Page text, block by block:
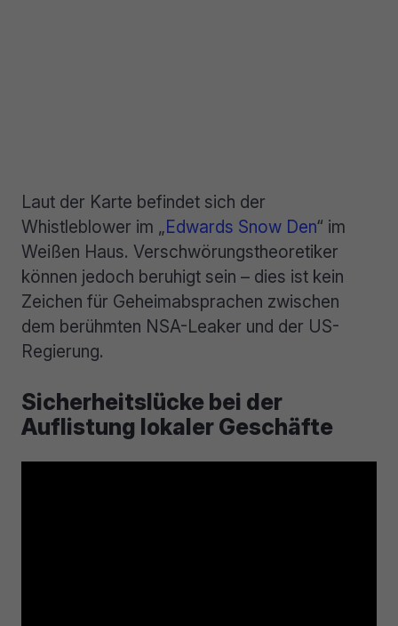
Laut der Karte befindet sich der
Whistleblower im „Edwards Snow Den“ im
Weißen Haus. Verschwörungstheoretiker
können jedoch beruhigt sein – dies ist kein
Zeichen für Geheimabsprachen zwischen
dem berühmten NSA-Leaker und der US-
Regierung.
Sicherheitslücke bei der
Auflistung lokaler Geschäfte